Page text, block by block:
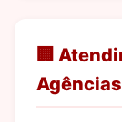
🏢
Agências